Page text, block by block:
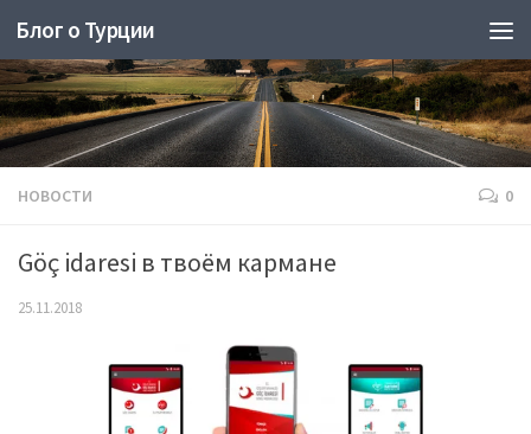
Блог о Турции
НОВОСТИ 0
Göç idaresi в твоём кармане
25.11.2018